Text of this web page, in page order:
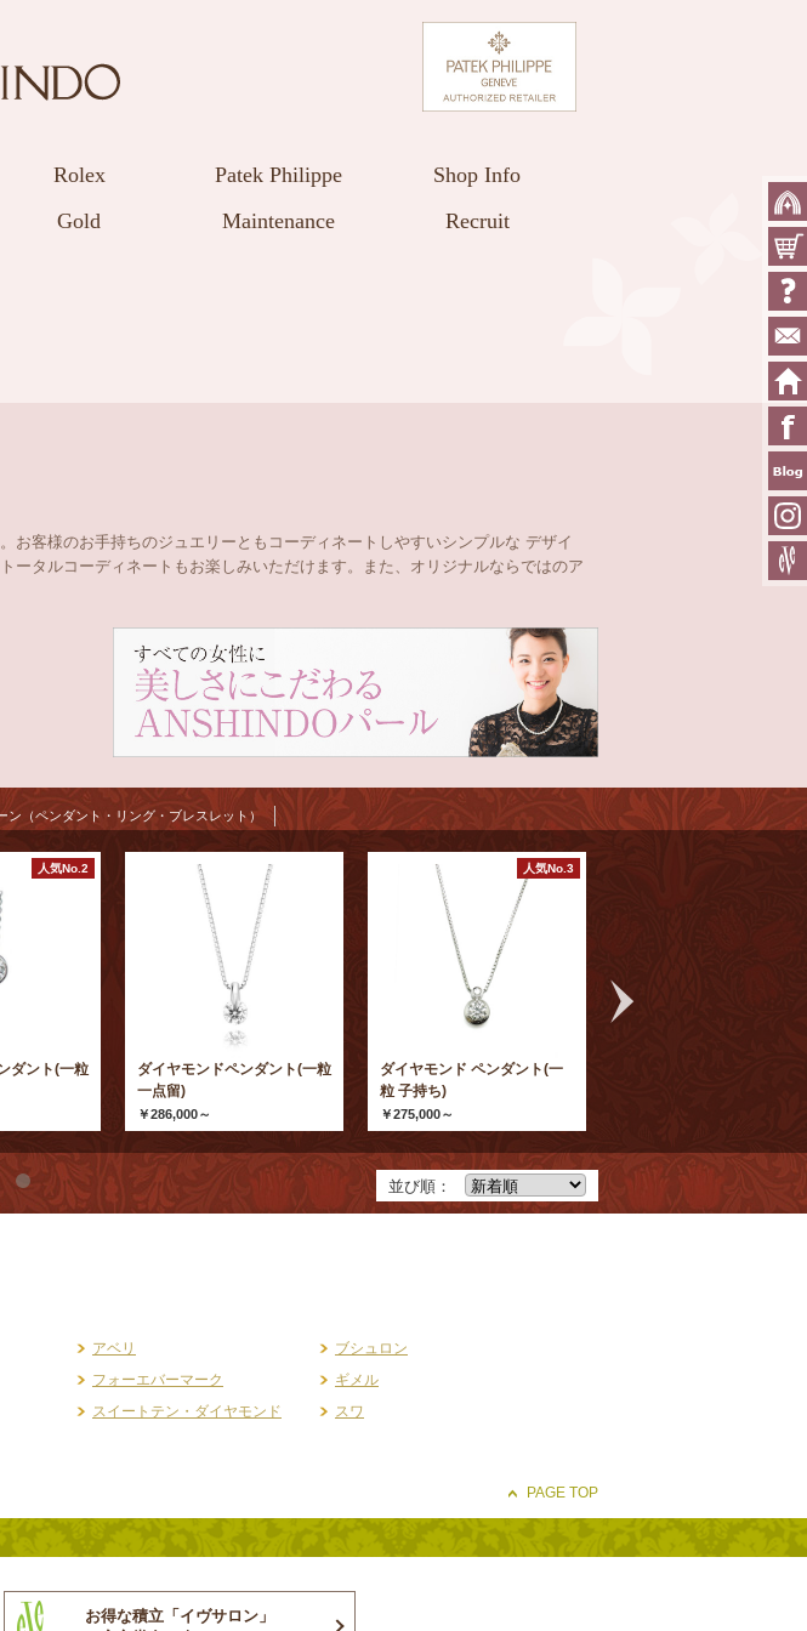
Rolex Patek Philippe
Shop Info
Gold Maintenance Recruit
客様のお手持ちのジュエリーともコーディネートしやすいシンプルな デザイ
タルコーディネートもお楽しみいただけます。また、オリジナルならではのア
ダント(一粒
人気No.2
ダイヤモンドペンダント(一粒
一点留)
￥286,000～
ダイヤモンド ペンダント(一
粒 子持ち)
￥275,000～
人気No.3
ン（ペンダント・リング・ブレスレット）
並び順：
アベリ
ブシュロン
フォーエバーマーク
ギメル
スイートテン・ダイヤモンド
スワ
PAGE TOP
お得な積立「イヴサロン」